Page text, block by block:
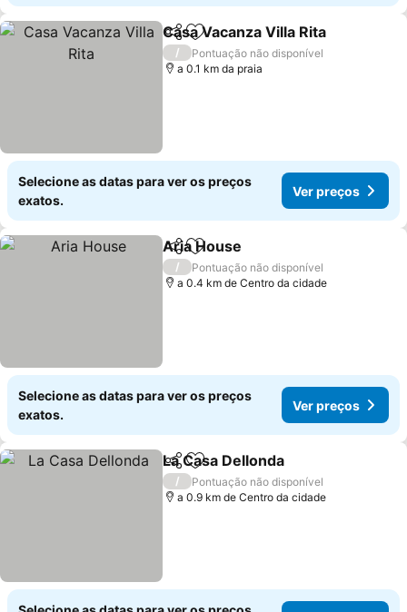
PartilharAdicionar aos favoritos
Casa Vacanza Villa Rita
/
Pontuação não disponível
a 0.1 km da praia
Selecione as datas para ver os preços
exatos.
Ver preços
PartilharAdicionar aos favoritos
Aria House
/
Pontuação não disponível
a 0.4 km de Centro da cidade
Selecione as datas para ver os preços
exatos.
Ver preços
PartilharAdicionar aos favoritos
La Casa Dellonda
/
Pontuação não disponível
a 0.9 km de Centro da cidade